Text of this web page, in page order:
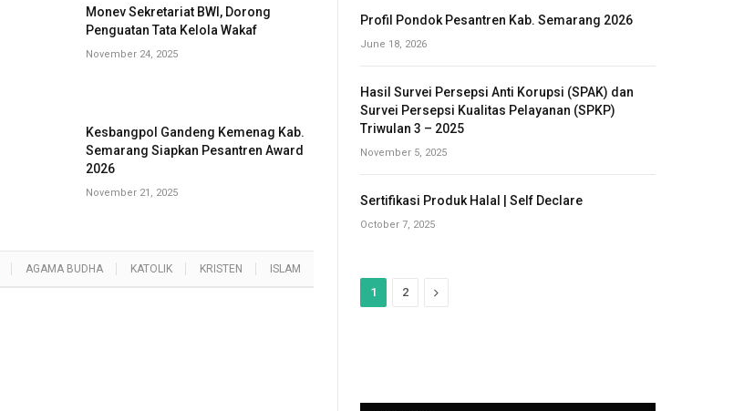
Monev Sekretariat BWI, Dorong
Penguatan Tata Kelola Wakaf
November 24, 2025
Kesbangpol Gandeng Kemenag Kab.
Semarang Siapkan Pesantren Award
2026
November 21, 2025
AGAMA BUDHA KATOLIK KRISTEN ISLAM
Profil Pondok Pesantren Kab. Semarang 2026
June 18, 2026
Hasil Survei Persepsi Anti Korupsi (SPAK) dan
Survei Persepsi Kualitas Pelayanan (SPKP)
Triwulan 3 – 2025
November 5, 2025
Sertifikasi Produk Halal | Self Declare
October 7, 2025
1 2
N